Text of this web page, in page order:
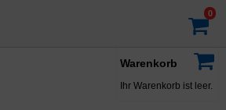
Warenkorb
Ihr Warenkorb ist leer.